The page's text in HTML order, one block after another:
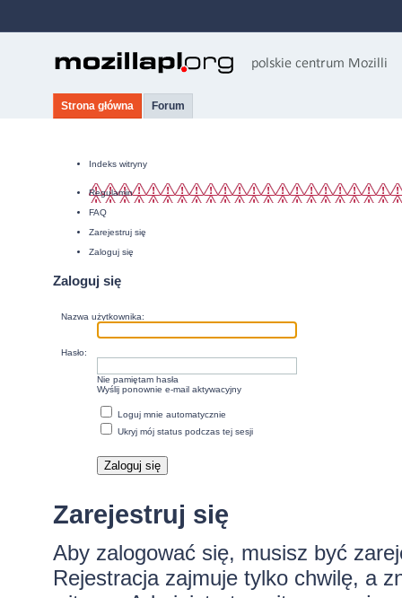
Strona główna Forum
Indeks witryny
Regulamin
FAQ
Zarejestruj się
Zaloguj się
Zaloguj się
Nazwa użytkownika:
Hasło:
Nie pamiętam hasła
Wyślij ponownie e-mail aktywacyjny
Loguj mnie automatycznie
Ukryj mój status podczas tej sesji
Zarejestruj się
Aby zalogować się, musisz być
Rejestracja zajmuje tylko chwilę, a